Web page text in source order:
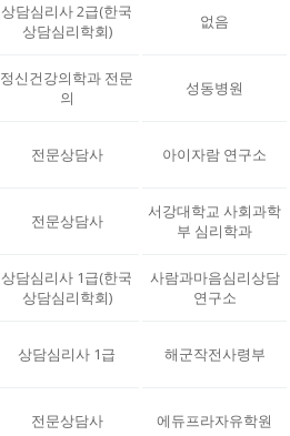
상담심리사 2급(한국
상담심리학회)
없음
정신건강의학과 전문
의
성동병원
전문상담사 아이자람 연구소
전문상담사
서강대학교 사회과학
부 심리학과
상담심리사 1급(한국
상담심리학회)
사람과마음심리상담
연구소
상담심리사 1급 해군작전사령부
전문상담사 에듀프라자유학원